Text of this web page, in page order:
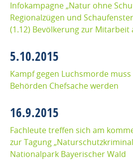
Infokampagne „Natur ohne
Regionalzügen und
(1.12) Bevölkerung zur Mitarbeit
5.10.2015
Kampf gegen Luchsmorde muss
Behörden Chefsache werden
16.9.2015
Fachleute treffen sich am
zur Tagung
Nationalpark Bayerischer Wald